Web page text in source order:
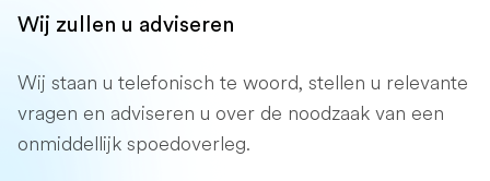
Wij zullen u adviseren
Wij staan ​​u telefonisch te woord, stellen u relevante
vragen en adviseren u over de noodzaak van een
onmiddellijk spoedoverleg.